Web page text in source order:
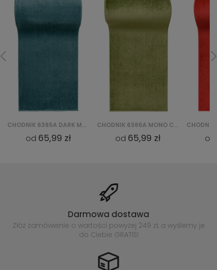
od65,99 zł od65,99 zł
Darmowa dostawa
Złóż zamówienie o wartości powyżej 249 zł, a wyślemy je
do Ciebie GRATIS!